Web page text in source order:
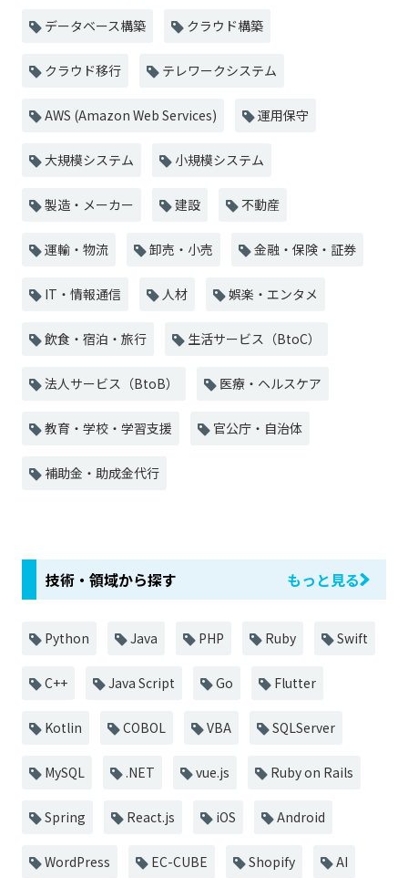
データベース構築 クラウド構築
クラウド移行 テレワークシステム
AWS (Amazon Web Services) 運用保守
大規模システム 小規模システム
製造・メーカー 建設 不動産
運輸・物流 卸売・小売 金融・保険・証券
IT・情報通信 人材 娯楽・エンタメ
飲食・宿泊・旅行 生活サービス（BtoC）
法人サービス（BtoB） 医療・ヘルスケア
教育・学校・学習支援 官公庁・自治体
補助金・助成金代行
技術・領域から探す もっと見る
Python Java PHP Ruby Swift
C++ Java Script Go Flutter
Kotlin COBOL VBA SQLServer
MySQL .NET vue.js Ruby on Rails
Spring React.js iOS Android
WordPress EC-CUBE Shopify AI